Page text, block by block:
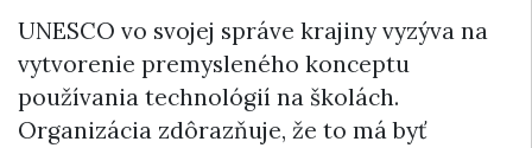
UNESCO vo svojej správe krajiny vyzýva na
vytvorenie premysleného konceptu
používania technológií na školách.
Organizácia zdôrazňuje, že to má byť